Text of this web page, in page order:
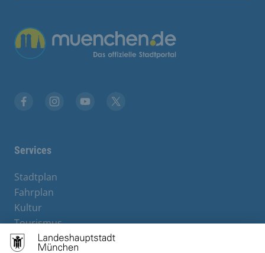
Übergreifende Links
Services
Stadtplan
Fahrplan
Kultur
Tourismus
M-Strom